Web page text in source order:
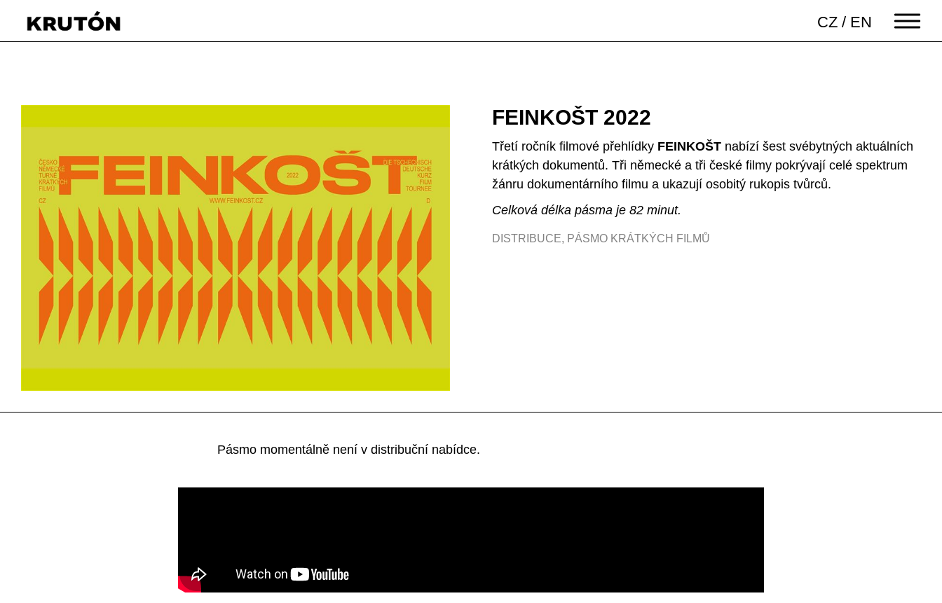
CZ / EN
FEINKOŠT 2022
Třetí ročník filmové přehlídky FEINKOŠT nabízí šest svébytných aktuálních
krátkých dokumentů. Tři německé a tři české filmy pokrývají celé spektrum
žánru dokumentárního filmu a ukazují osobitý rukopis tvůrců.
Celková délka pásma je 82 minut.
DISTRIBUCE, PÁSMO KRÁTKÝCH FILMŮ
Pásmo momentálně není v distribuční nabídce.